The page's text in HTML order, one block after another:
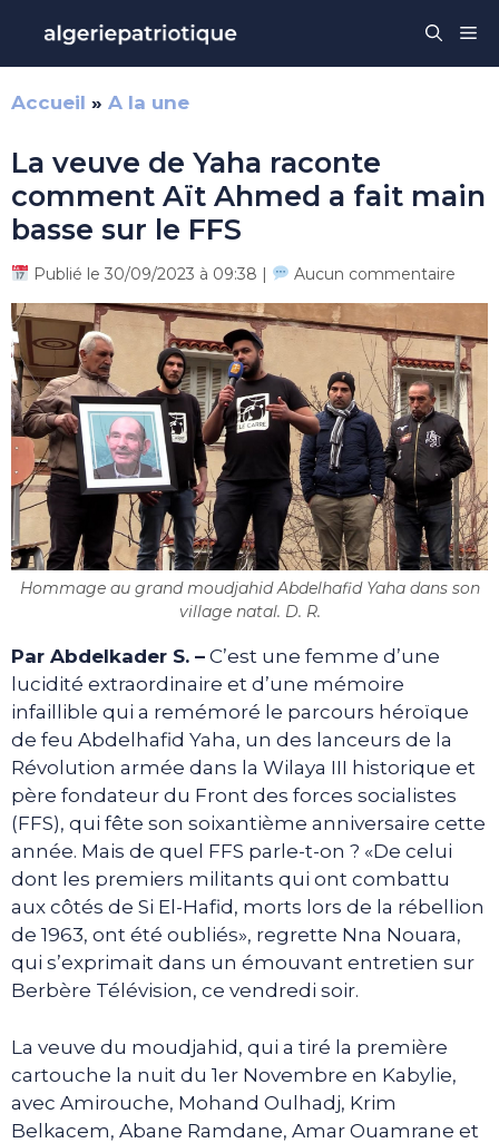
contenu
Accueil » A la une
La veuve de Yaha raconte
comment Aït Ahmed a fait main
basse sur le FFS
Publié le 30/09/2023 à 09:38 | Aucun commentaire
Hommage au grand moudjahid Abdelhafid Yaha dans son
village natal. D. R.
Par Abdelkader S. – C’est une femme d’une
lucidité extraordinaire et d’une mémoire
infaillible qui a remémoré le parcours héroïque
de feu Abdelhafid Yaha, un des lanceurs de la
Révolution armée dans la Wilaya III historique et
père fondateur du Front des forces socialistes
(FFS), qui fête son soixantième anniversaire cette
année. Mais de quel FFS parle-t-on ? «De celui
dont les premiers militants qui ont combattu
aux côtés de Si El-Hafid, morts lors de la rébellion
de 1963, ont été oubliés», regrette Nna Nouara,
qui s’exprimait dans un émouvant entretien sur
Berbère Télévision, ce vendredi soir.
La veuve du moudjahid, qui a tiré la première
cartouche la nuit du 1er Novembre en Kabylie,
avec Amirouche, Mohand Oulhadj, Krim
Belkacem, Abane Ramdane, Amar Ouamrane et